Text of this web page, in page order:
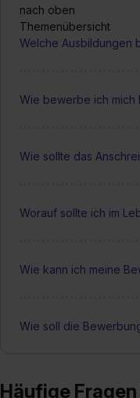
nach oben
Themenübersicht
Welche Ausbildungen
Wie bewerbe ich mich
Wie sollte das
Worauf sollte ich im
Wie kann ich meine
Wie soll die
Häufige